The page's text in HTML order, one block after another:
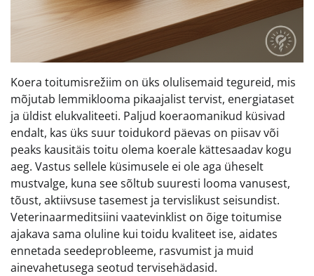
Koera toitumisrežiim on üks olulisemaid tegureid, mis
mõjutab lemmiklooma pikaajalist tervist, energiataset
ja üldist elukvaliteeti. Paljud koeraomanikud küsivad
endalt, kas üks suur toidukord päevas on piisav või
peaks kausitäis toitu olema koerale kättesaadav kogu
aeg. Vastus sellele küsimusele ei ole aga üheselt
mustvalge, kuna see sõltub suuresti looma vanusest,
tõust, aktiivsuse tasemest ja tervislikust seisundist.
Veterinaarmeditsiini vaatevinklist on õige toitumise
ajakava sama oluline kui toidu kvaliteet ise, aidates
ennetada seedeprobleeme, rasvumist ja muid
ainevahetusega seotud tervisehädasid.